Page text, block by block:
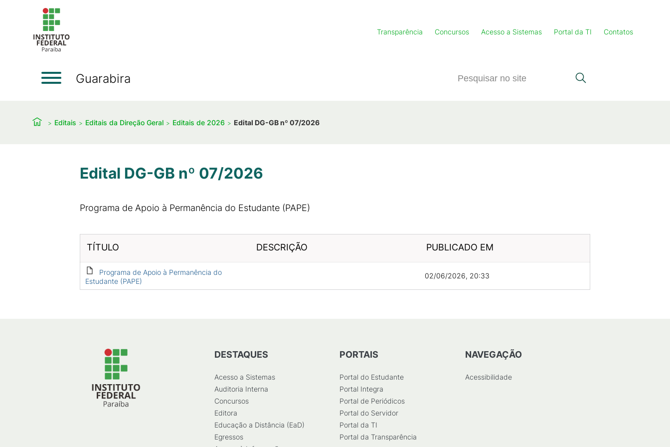
Transparência Concursos Acesso a Sistemas Portal da TI Contatos
Guarabira
Editais Editais da Direção Geral Editais de 2026 Edital DG-GB nº 07/2026
Edital DG-GB nº 07/2026
Programa de Apoio à Permanência do Estudante (PAPE)
TÍTULO DESCRIÇÃO PUBLICADO EM
Programa de Apoio à Permanência do
Estudante (PAPE)
02/06/2026, 20:33
DESTAQUES
Acesso a Sistemas
Auditoria Interna
Concursos
Editora
Educação a Distância (EaD)
Egressos
PORTAIS
Portal do Estudante
Portal Integra
Portal de Periódicos
Portal do Servidor
Portal da TI
Portal da Transparência
NAVEGAÇÃO
Acessibilidade